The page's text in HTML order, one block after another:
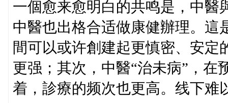
一個愈来愈明白的共鸣是，中醫
中醫也出格合适做康健辦理。這
間可以或许創建起更慎密、安定
更强；其次，中醫“治未病”，在
着，診療的频次也更高。线下难